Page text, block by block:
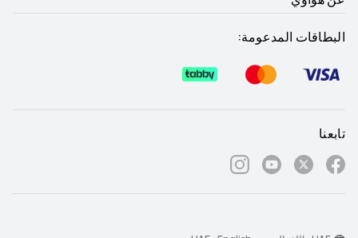
البطاقات المدعومة:
تابعنا